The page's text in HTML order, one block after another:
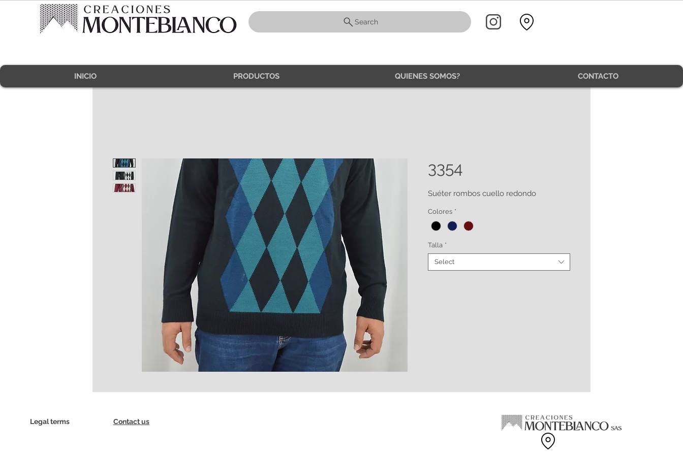
Search
INICIO PRODUCTOS QUIENES SOMOS? CONTACTO
3354
Suéter rombos cuello redondo
Colores *
Talla *
Select
Legal terms Contact us